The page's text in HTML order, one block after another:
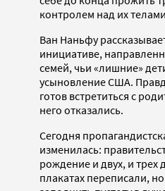
контролем над их
Ван Наньфу
инициативе,
семей, чьи «лишние»
усыновление США.
готов встретиться с
него отказались.
Сегодня
изменилась:
рождение и двух, и трех
плакатах переписали,